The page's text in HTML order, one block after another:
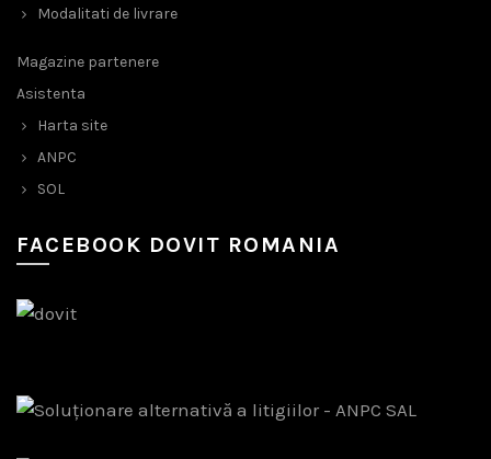
Modalitati de livrare
Magazine partenere
Asistenta
Harta site
ANPC
SOL
FACEBOOK DOVIT ROMANIA